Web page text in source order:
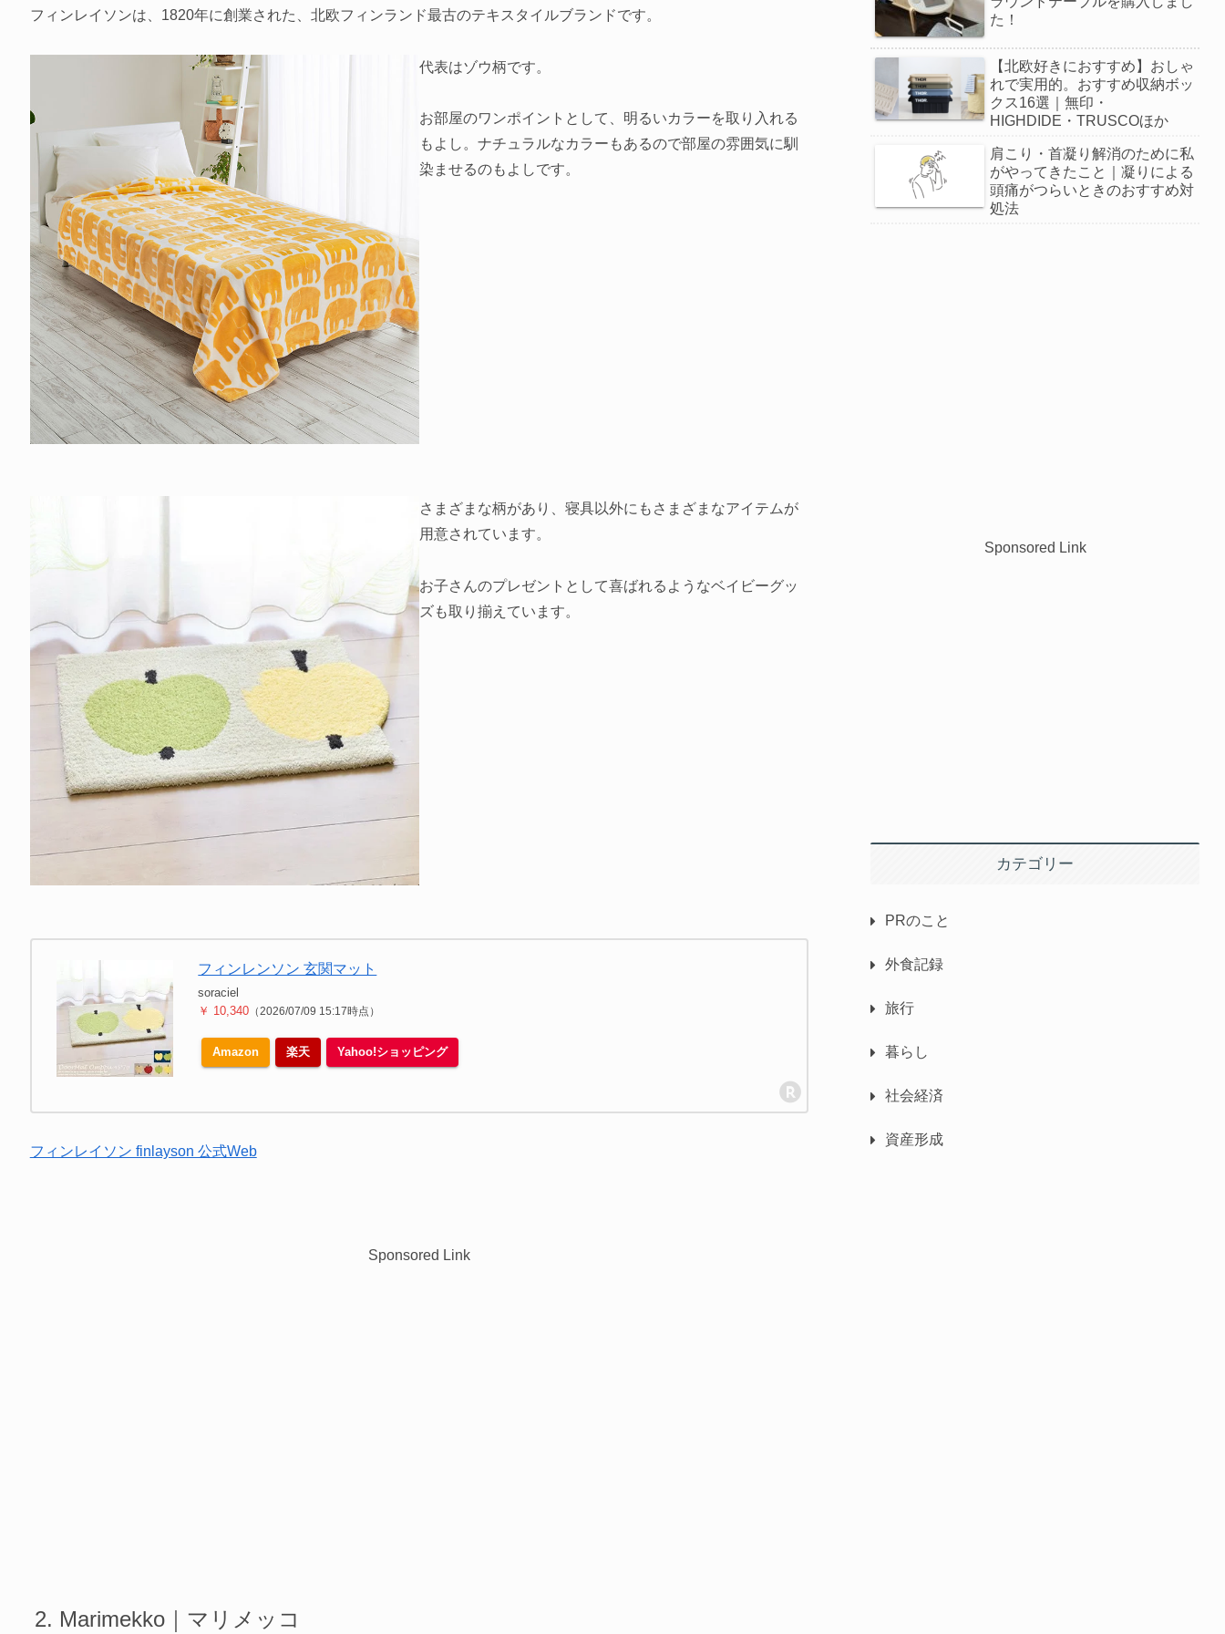
フィンレイソンは、1820年に創業された、北欧フィンランド最古のテキスタイルブランドです。
代表はゾウ柄です。
お部屋のワンポイントとして、明るいカラーを取り入れる
もよし。ナチュラルなカラーもあるので部屋の雰囲気に馴
染ませるのもよしです。
さまざまな柄があり、寝具以外にもさまざまなアイテムが
用意されています。
お子さんのプレゼントとして喜ばれるようなベイビーグッ
ズも取り揃えています。
フィンレンソン 玄関マット
soraciel
￥ 10,340 （2026/07/09 15:17時点）
Amazon 楽天 Yahoo!ショッピング
フィンレイソン finlayson 公式Web
Sponsored Link
Marimekko｜マリメッコ
た！
【北欧好きにおすすめ】おしゃ
れで実用的。おすすめ収納ボッ
クス16選｜無印・
HIGHDIDE・TRUSCOほか
肩こり・首凝り解消のために私
がやってきたこと｜凝りによる
頭痛がつらいときのおすすめ対
処法
Sponsored Link
カテゴリー
PRのこと
外食記録
旅行
暮らし
社会経済
資産形成